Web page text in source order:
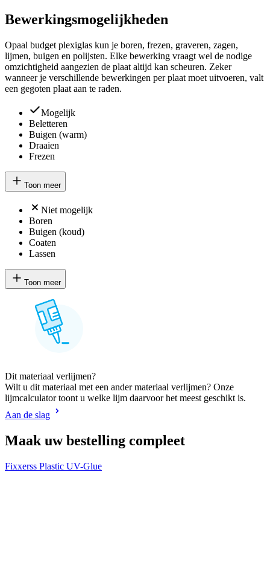
Bewerkingsmogelijkheden
Opaal budget plexiglas kun je boren, frezen, graveren, zagen,
lijmen, buigen en polijsten. Elke bewerking vraagt wel de nodige
omzichtigheid aangezien de plaat altijd kan scheuren. Zeker
wanneer je verschillende bewerkingen per plaat moet uitvoeren, valt
een gegoten plaat aan te raden.
Mogelijk
Beletteren
Buigen (warm)
Draaien
Frezen
Toon meer
Niet mogelijk
Boren
Buigen (koud)
Coaten
Lassen
Toon meer
Dit materiaal verlijmen?
Wilt u dit materiaal met een ander materiaal verlijmen? Onze
lijmcalculator toont u welke lijm daarvoor het meest geschikt is.
Aan de slag
Maak uw bestelling compleet
Fixxerss Plastic UV-Glue